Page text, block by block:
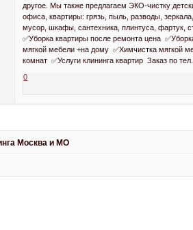
другое. Мы также предлагаем ЭКО-чистку
офиса, квартиры: грязь, пыль, разводы,
мусор, шкафы, сантехника, плинтуса, фартук,
✅Уборка квартиры после ремонта цена
мягкой мебели +на дому ✅Химчистка мягкой
комнат ✅Услуги клининга квартир Заказ по
0
Москва и МО